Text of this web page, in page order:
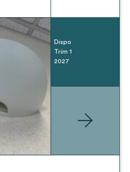
Dispo
Trim 1
2027